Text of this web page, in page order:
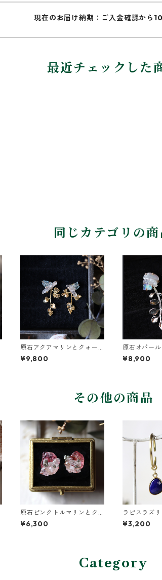
現在のお届け納期：ご入金確認から
最近チェックした
同じカテゴリの商
原石アクアマリンとクォー
ツとカニクサの葉ピアス
¥9,800
原石オパー
ネツケバナの
¥8,900
その他の商品
原石ピンクトルマリンとク
ォーツのプチピアス
¥6,300
ラピスラズ
真鍮イヤーカ
¥3,200
Category